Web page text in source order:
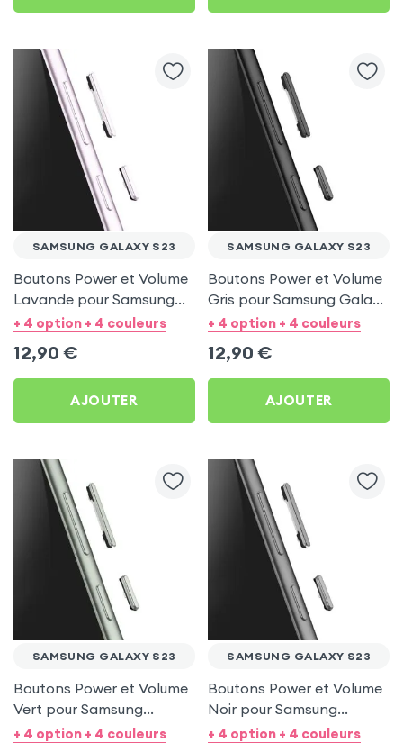
SAMSUNG GALAXY S23
Boutons Power et Volume
Lavande pour Samsung
Galaxy S23
+ 4 option + 4 couleurs
12,90 €
AJOUTER
SAMSUNG GALAXY S23
Boutons Power et Volume
Gris pour Samsung Galaxy
S23
+ 4 option + 4 couleurs
12,90 €
AJOUTER
SAMSUNG GALAXY S23
Boutons Power et Volume
Vert pour Samsung
Galaxy S23
+ 4 option + 4 couleurs
SAMSUNG GALAXY S23
Boutons Power et Volume
Noir pour Samsung
Galaxy S23
+ 4 option + 4 couleurs